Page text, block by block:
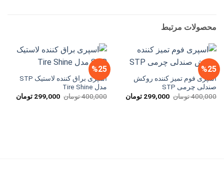
محصولات مرتبط
%25
اسپری فوم تمیز کننده روکش
صندلی چرمی STP
400,000تومان قیمت
اصلی
299,000 تومانقیمت
%25
اسپری براق کننده لاستیک STP
مدل Tire Shine
400,000تومان قیمت
اصلی
299,000 تومانقیمت